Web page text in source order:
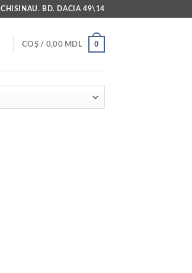
CHISINAU. BD. DACIA 49\14
COȘ / 0,00 MDL 0